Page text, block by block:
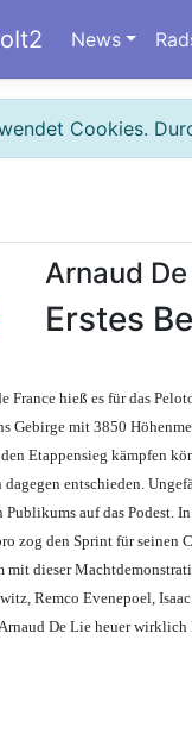
News
Cookies.
Arnaud
Erstes
France hieß es für das
Gebirge mit 3850
Etappensieg kämpfen
entschieden.
Publikums auf das Podest.
zog den Sprint für seinen
mit dieser
Remco Evenepoel,
De Lie heuer